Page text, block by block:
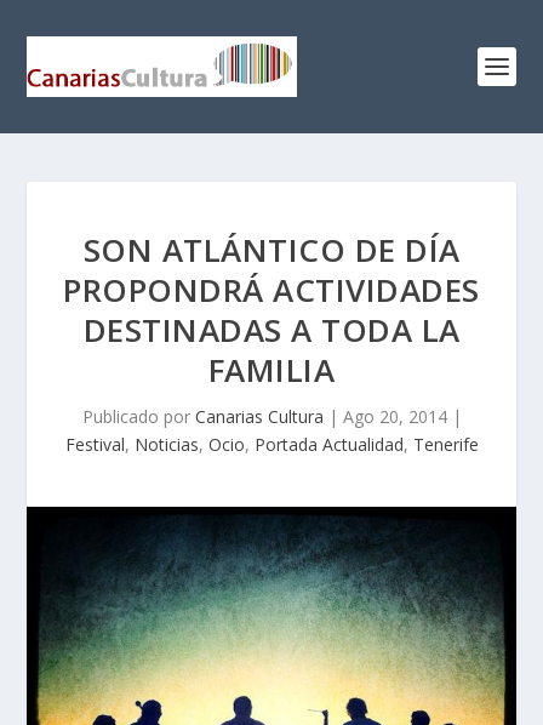
SON ATLÁNTICO DE DÍA
PROPONDRÁ ACTIVIDADES
DESTINADAS A TODA LA
FAMILIA
Publicado por Canarias Cultura | Ago 20, 2014|
Festival, Noticias, Ocio, Portada Actualidad, Tenerife